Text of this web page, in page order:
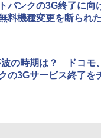
バンクの3G終了に向
料機種変更を断られ
波の時期は？ ドコモ
の3Gサービス終了を